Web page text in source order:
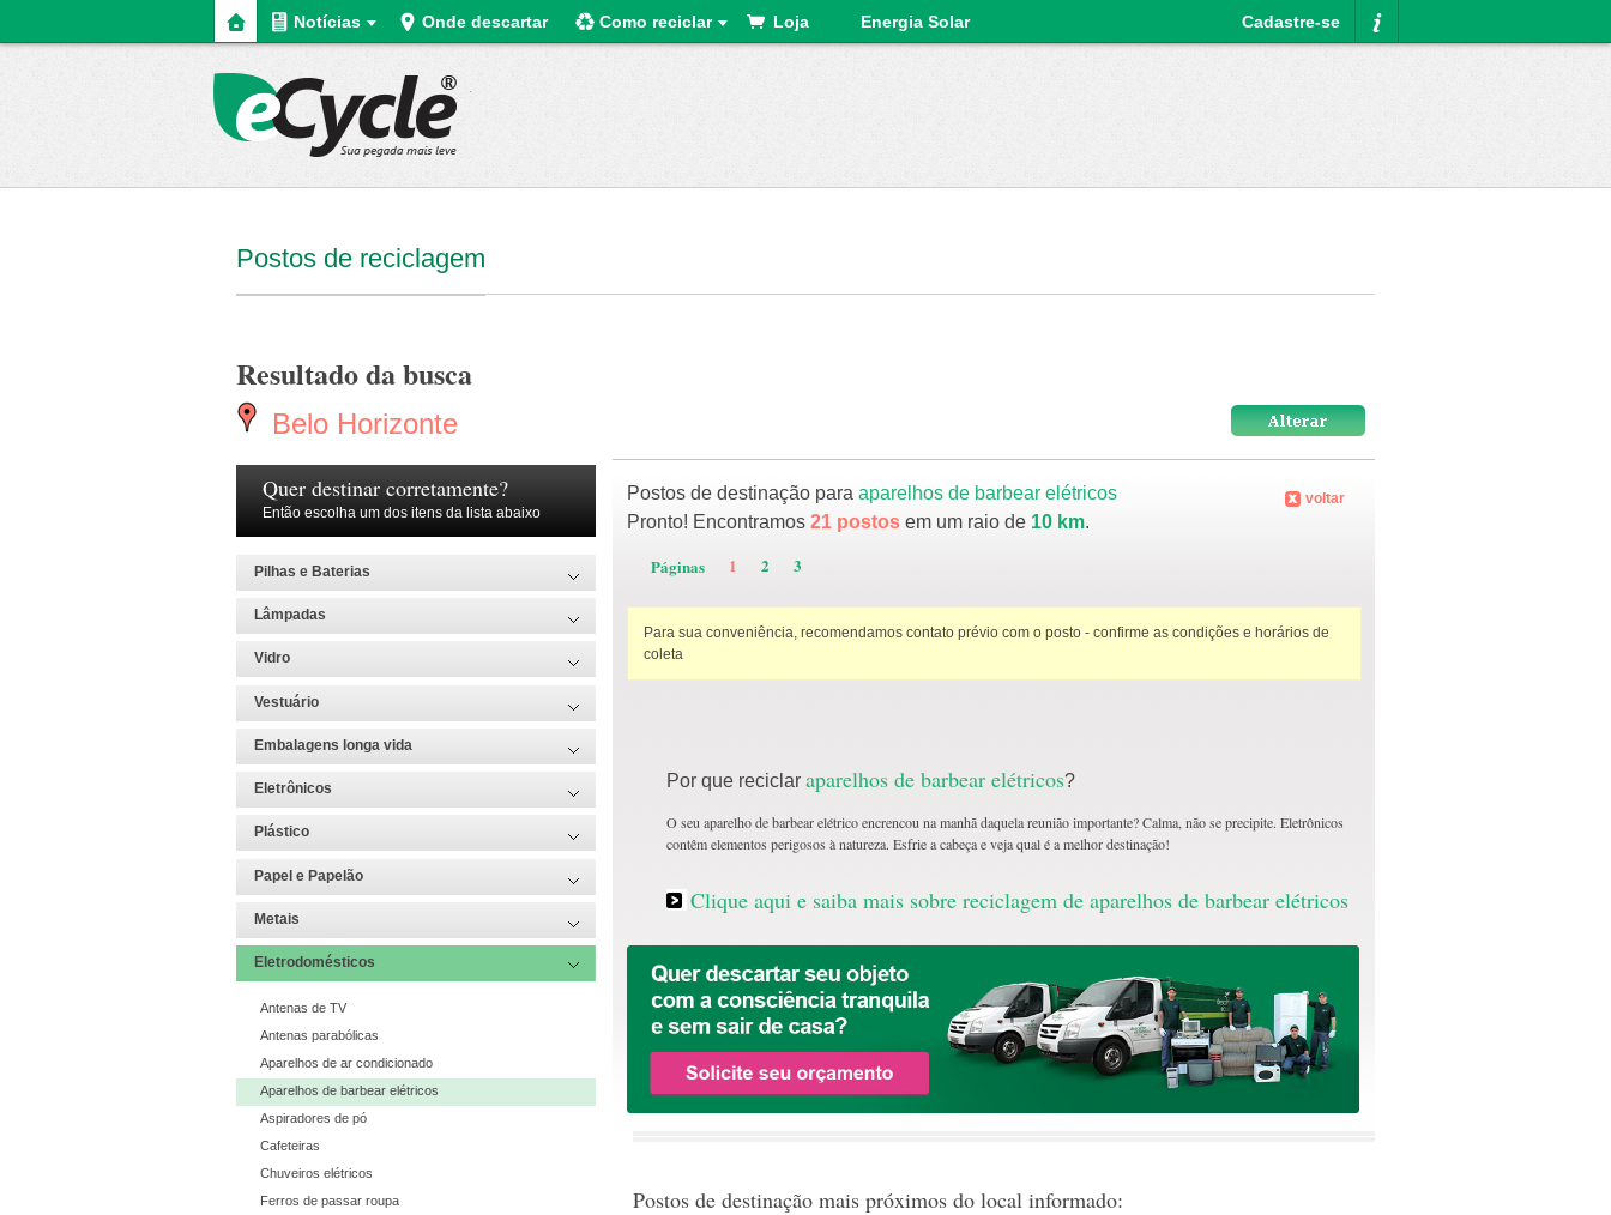
HomeNotícias Onde descartar Como reciclar Loja Energia Solar Cadastre-se
Postos de reciclagem
Resultado da busca
Belo Horizonte
Quer destinar corretamente?
Então escolha um dos itens da lista abaixo
Pilhas e Baterias
Lâmpadas
Vidro
Vestuário
Embalagens longa vida
Eletrônicos
Plástico
Papel e Papelão
Metais
Eletrodomésticos
Antenas de TV
Antenas parabólicas
Aparelhos de ar condicionado
Aparelhos de barbear elétricos
Aspiradores de pó
Cafeteiras
Chuveiros elétricos
Ferros de passar roupa
Postos de destinação paraaparelhos de barbear elétricos voltar
Pronto! Encontramos21 postos em um raio de 10 km.
Páginas 1 2 3
Para sua conveniência, recomendamos contato prévio com o posto - confirme as condições e horários de
coleta
Por que reciclaraparelhos de barbear elétricos?
O seu aparelho de barbear elétrico encrencou na manhã daquela reunião importante? Calma, não se precipite. Eletrônicos
contêm elementos perigosos à natureza. Esfrie a cabeça e veja qual é a melhor destinação!
Clique aqui e saiba mais sobre reciclagem de aparelhos de barbear elétricos
Postos de destinação mais próximos do local informado: